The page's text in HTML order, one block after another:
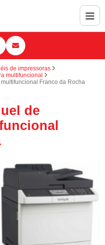
de impressoras
multifuncional
Franco da Rocha
de